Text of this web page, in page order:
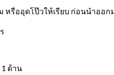
หรืออุดโป๊วให้เรียบ ก่อนนำออ
ด้าน